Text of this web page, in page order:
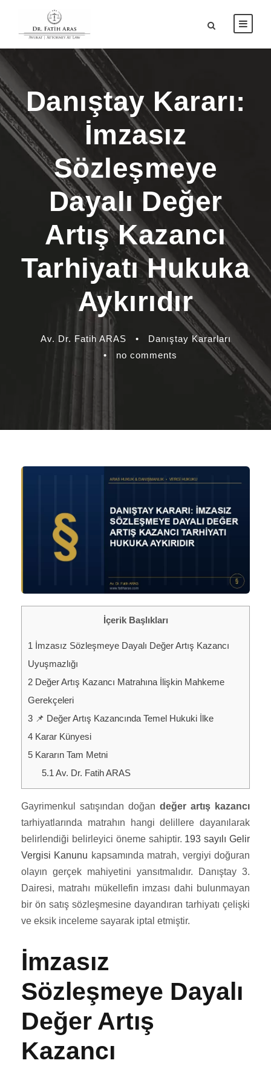
Danıştay Kararı:
İmzasız
Sözleşmeye
Dayalı Değer
Artış Kazancı
Tarhiyatı Hukuka
Aykırıdır
Av. Dr. Fatih ARAS •
Danıştay Kararları
•
no comments
İçerik Başlıkları
1 İmzasız Sözleşmeye Dayalı Değer Artış Kazancı
Uyuşmazlığı
2 Değer Artış Kazancı Matrahına İlişkin Mahkeme
Gerekçeleri
3 📌 Değer Artış Kazancında Temel Hukuki İlke
4 Karar Künyesi
5 Kararın Tam Metni
5.1Av. Dr. Fatih ARAS
Gayrimenkul satışından doğan değer artış kazancı
tarhiyatlarında matrahın hangi delillere dayanılarak
belirlendiği belirleyici öneme sahiptir. 193 sayılı Gelir
Vergisi Kanunu kapsamında matrah, vergiyi doğuran
olayın gerçek mahiyetini yansıtmalıdır. Danıştay 3.
Dairesi, matrahı mükellefin imzası dahi bulunmayan
bir ön satış sözleşmesine dayandıran tarhiyatı çelişki
ve eksik inceleme sayarak iptal etmiştir.
İmzasız
Sözleşmeye Dayalı
Değer Artış
Kazancı